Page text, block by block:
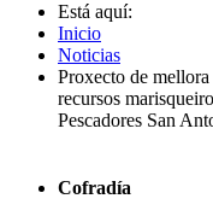
Está aquí:
Inicio
Noticias
Proxecto de
recursos
Pescadores San
Cofradía